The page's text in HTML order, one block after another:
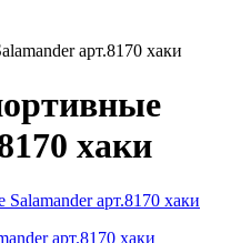
арт.8170 хаки
хаки